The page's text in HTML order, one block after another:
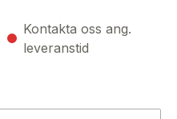
Kontakta oss ang.
leveranstid